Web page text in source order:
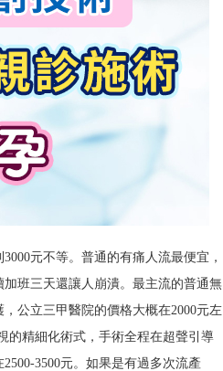
元不等。普通的有痛人流最便宜，
班三天還讓人崩潰。最主流的普通無
公立三甲醫院的價格大概在2000元左
的精細化術式，手術全程在超聲引導
3500元。如果是有過多次流產